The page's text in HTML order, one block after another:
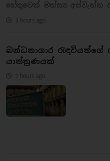
හේතුවෙන් මත්ස්‍ය අස්වැන්න
3 hours ago
බන්ධනාගාර
යාන්ත්‍රණයක්
7 hours ago